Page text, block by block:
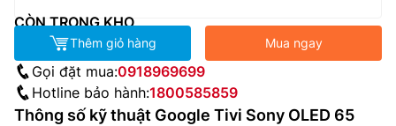
CÒN TRONG KHO
Thêm giỏ hàng Mua ngay
Gọi đặt mua:0918969699
Hotline bảo hành:1800585859
Thông số kỹ thuật Google Tivi Sony OLED 65